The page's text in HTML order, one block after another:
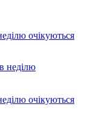
очікуються
очікуються